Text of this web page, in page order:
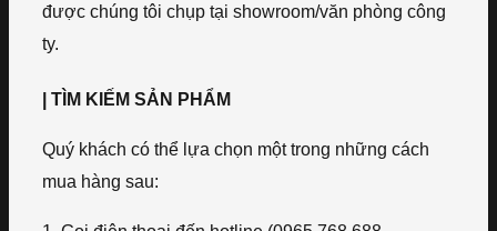
được chúng tôi chụp tại showroom/văn phòng công
ty.
| TÌM KIẾM SẢN PHẨM
Quý khách có thể lựa chọn một trong những cách
mua hàng sau: